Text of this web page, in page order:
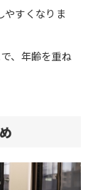
やすくなりま
、年齢を重ね